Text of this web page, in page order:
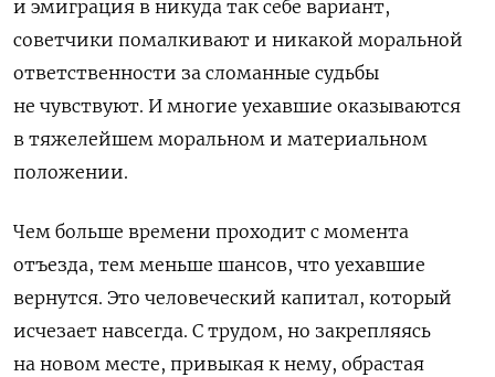
и эмиграция в никуда так себе вариант,
советчики помалкивают и никакой моральной
ответственности за сломанные судьбы
не чувствуют. И многие уехавшие оказываются
в тяжелейшем моральном и материальном
положении.
Чем больше времени проходит с момента
отъезда, тем меньше шансов, что уехавшие
вернутся. Это человеческий капитал, который
исчезает навсегда. С трудом, но закрепляясь
на новом месте, привыкая к нему, обрастая